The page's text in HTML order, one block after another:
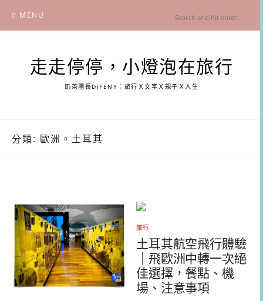
content
MENU
走走停停，小燈泡在旅行
奶茶團長DIFENY：旅行Ｘ文字Ｘ親子Ｘ人生
分類: 歐洲。土耳其
旅行
土耳其航空飛行體驗
｜飛歐洲中轉一次絕
佳選擇，餐點、機
場、注意事項